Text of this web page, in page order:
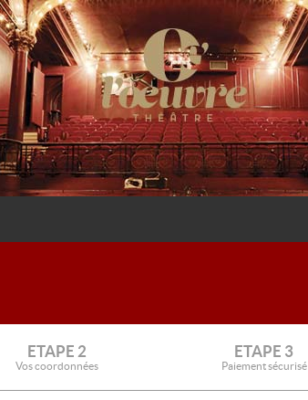
ETAPE 2
Vos coordonnées
ETAPE 3
Paiement sécurisé